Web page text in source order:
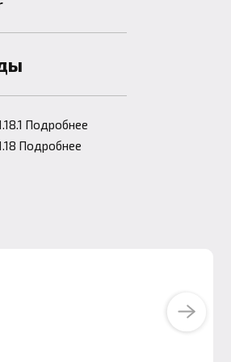
Подробнее
Подробнее
Next